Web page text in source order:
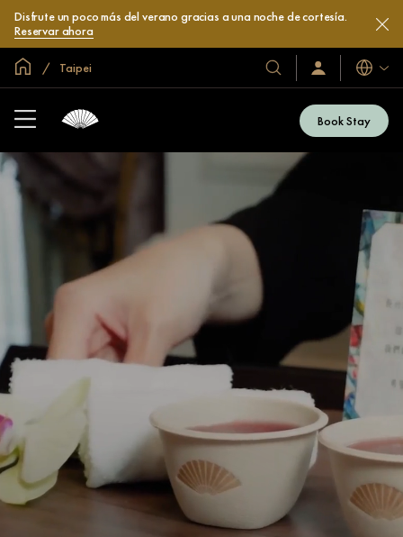
Disfrute un poco más del verano gracias a una noche de cortesía.
Reservar ahora
Inicio Taipei
Nuestros
hoteles
resorts
Iniciar
sesión
ahora
Idiomas
Book Stay